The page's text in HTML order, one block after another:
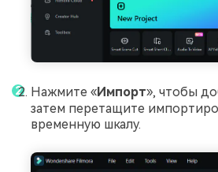
Нажмите «Импорт», чтобы
затем перетащите
временную шкалу.